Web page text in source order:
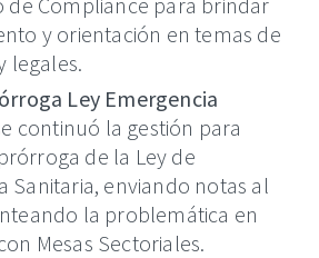
y orientación en temas de
legales.
Ley Emergencia
continuó la gestión para
de la Ley de
Sanitaria, enviando notas al
la problemática en
Mesas Sectoriales.